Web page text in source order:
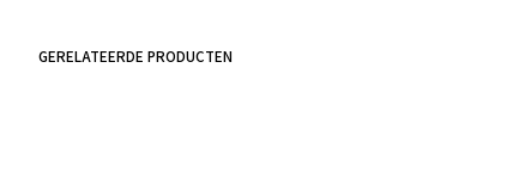
GERELATEERDE PRODUCTEN